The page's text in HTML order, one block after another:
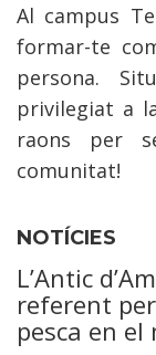
Al campus
formar-te
persona.
privilegiat a
raons per
comunitat!
NOTÍCIES
L’Antic
referent
pesca en